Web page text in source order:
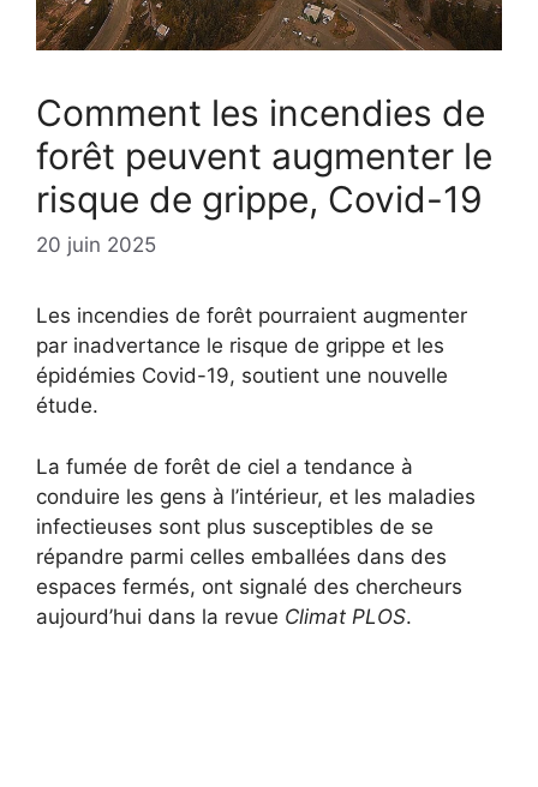
Comment les incendies de
forêt peuvent augmenter le
risque de grippe, Covid-19
20 juin 2025
Les incendies de forêt pourraient augmenter
par inadvertance le risque de grippe et les
épidémies Covid-19, soutient une nouvelle
étude.
La fumée de forêt de ciel a tendance à
conduire les gens à l’intérieur, et les maladies
infectieuses sont plus susceptibles de se
répandre parmi celles emballées dans des
espaces fermés, ont signalé des chercheurs
aujourd’hui dans la revue Climat PLOS.